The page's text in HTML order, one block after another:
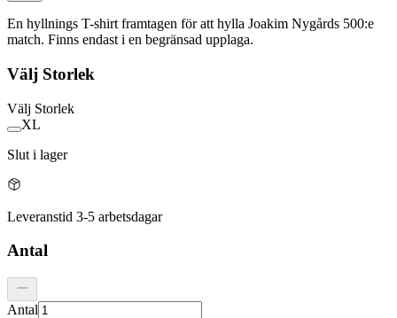
En hyllnings T-shirt framtagen för att hylla Joakim Nygårds 500:e
match. Finns endast i en begränsad upplaga.
Välj Storlek
Välj Storlek
XL
Slut i lager
Leveranstid 3-5 arbetsdagar
Antal
Antal